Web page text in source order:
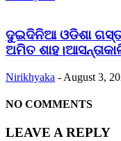
ଦୁଇଦିନିଆ ଓଡିଶା
ଅମିତ
Nirikhyaka - August 3,
NO COMMENTS
LEAVE A REPLY